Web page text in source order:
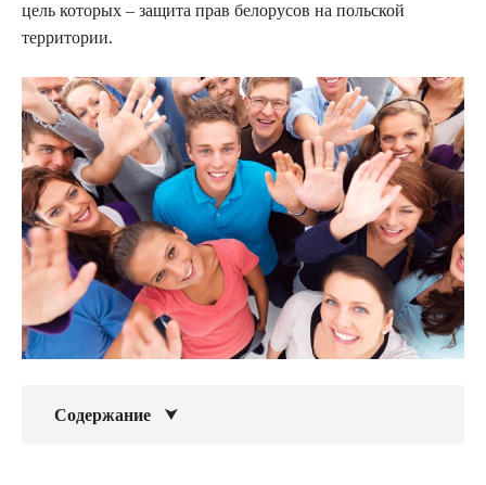
цель которых – защита прав белорусов на польской
территории.
Содержание